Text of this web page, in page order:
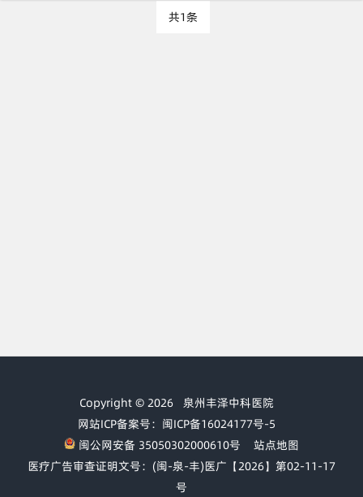
共1条
Copyright © 2026 泉州丰泽中科医院
网站ICP备案号：闽ICP备16024177号-5
闽公网安备 35050302000610号
站点地图
医疗广告审查证明文号：(闽-泉-丰)医广【2026】第02-11-17
号